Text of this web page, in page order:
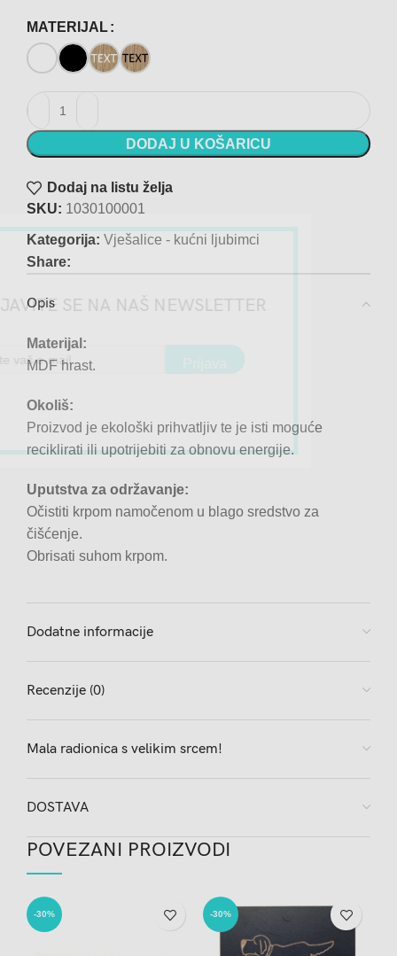
PRIJAVITE SE NA NAŠ NEWSLETTER
MATERIJAL
DODAJ U KOŠARICU
Dodaj na listu želja
SKU: 1030100001
Kategorija: Vješalice - kućni ljubimci
Share:
Opis
Materijal:
MDF hrast.
Okoliš:
Proizvod je ekološki prihvatljiv te je isti moguće
reciklirati ili upotrijebiti za obnovu energije.
Uputstva za održavanje:
Očistiti krpom namočenom u blago sredstvo za
čišćenje.
Obrisati suhom krpom.
Dodatne informacije
Recenzije (0)
Mala radionica s velikim srcem!
DOSTAVA
POVEZANI PROIZVODI
-30% -30%